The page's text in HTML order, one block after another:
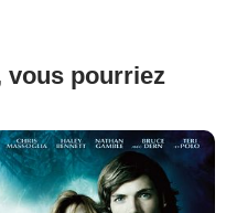
vous pourriez